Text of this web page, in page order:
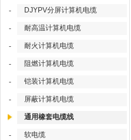
- DJYPV分屏计算机电缆
- 耐高温计算机电缆
- 耐火计算机电缆
- 阻燃计算机电缆
- 铠装计算机电缆
- 屏蔽计算机电缆
通用橡套电缆线
- 软电缆